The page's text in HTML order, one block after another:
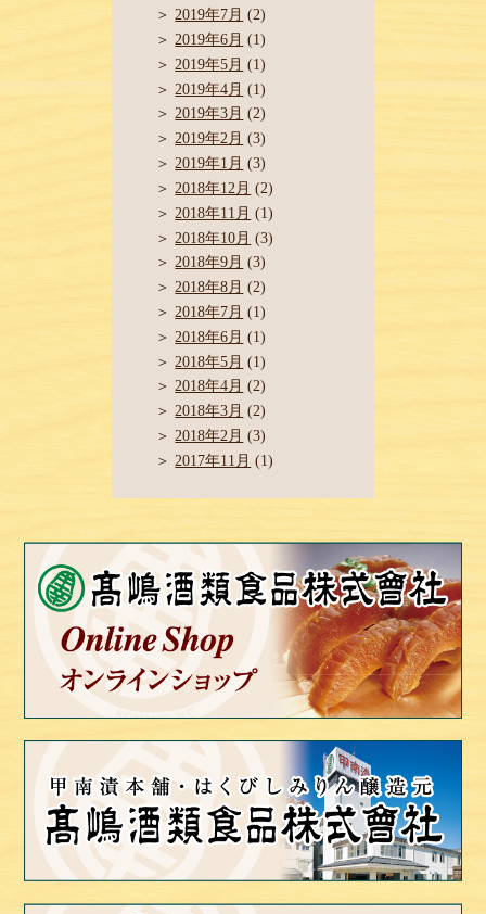
2019年7月 (2)
2019年6月 (1)
2019年5月 (1)
2019年4月 (1)
2019年3月 (2)
2019年2月 (3)
2019年1月 (3)
2018年12月 (2)
2018年11月 (1)
2018年10月 (3)
2018年9月 (3)
2018年8月 (2)
2018年7月 (1)
2018年6月 (1)
2018年5月 (1)
2018年4月 (2)
2018年3月 (2)
2018年2月 (3)
2017年11月 (1)